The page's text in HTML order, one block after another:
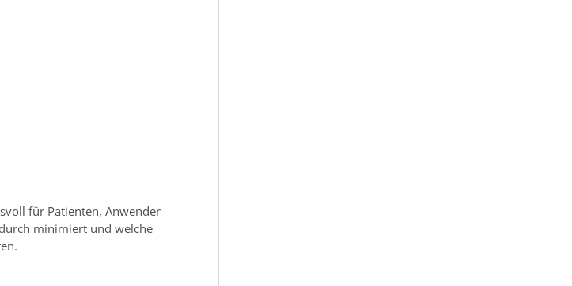
für Patienten, Anwender
minimiert und welche